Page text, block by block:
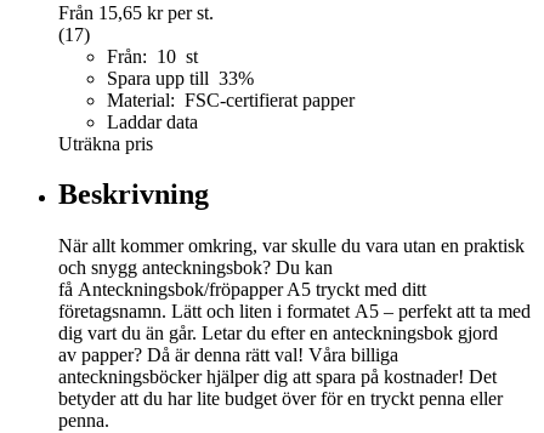
Från 15,65 krper st.
(17)
Från: 10 st
Spara upp till 33%
Material: FSC-certifierat papper
Laddar data
Uträkna pris
Beskrivning
När allt kommer omkring, var skulle du vara utan en praktisk
och snygg anteckningsbok? Du kan
få Anteckningsbok/fröpapper A5 tryckt med ditt
företagsnamn. Lätt och liten i formatet A5 – perfekt att ta med
dig vart du än går. Letar du efter en anteckningsbok gjord
av papper? Då är denna rätt val! Våra billiga
anteckningsböcker hjälper dig att spara på kostnader! Det
betyder att du har lite budget över för en tryckt penna eller
penna.